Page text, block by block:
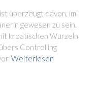
überzeugt davon, im
gewesen zu sein.
kroatischen Wurzeln
Controlling
Weiterlesen